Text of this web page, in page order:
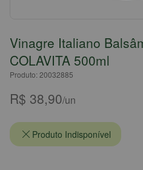
Vinagre Italiano
COLAVITA 500ml
Produto: 20032885
R$ 38,90/un
Produto Indisponível